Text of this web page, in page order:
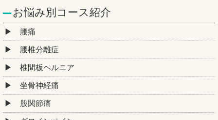
お悩み別コース紹介
腰痛
腰椎分離症
椎間板ヘルニア
坐骨神経痛
股関節痛